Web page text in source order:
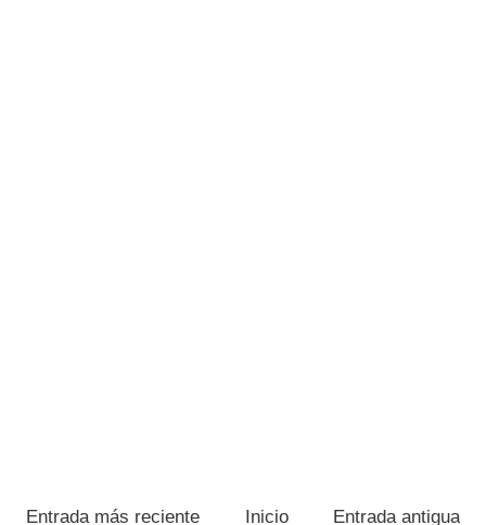
Entrada más reciente Entrada antigua
Inicio